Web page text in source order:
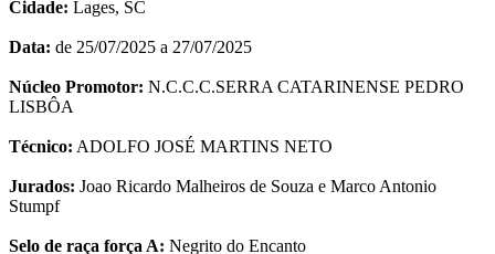
Cidade: Lages, SC
Data: de 25/07/2025 a 27/07/2025
Núcleo Promotor: N.C.C.C.SERRA CATARINENSE PEDRO
LISBÔA
Técnico: ADOLFO JOSÉ MARTINS NETO
Jurados: Joao Ricardo Malheiros de Souza e Marco Antonio
Stumpf
Selo de raça força A: Negrito do Encanto